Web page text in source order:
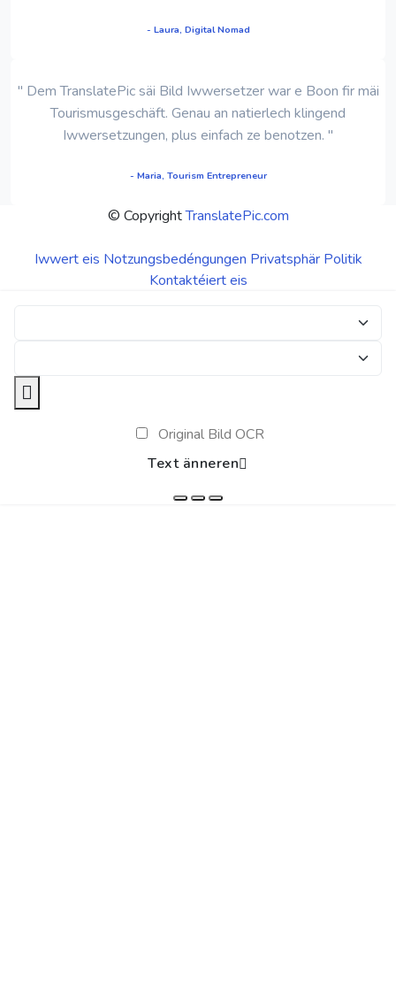
- Laura, Digital Nomad
" Dem TranslatePic säi Bild Iwwersetzer war e Boon fir mäi
Tourismusgeschäft. Genau an natierlech klingend
Iwwersetzungen, plus einfach ze benotzen. "
- Maria, Tourism Entrepreneur
© CopyrightTranslatePic.com
Iwwert eis Notzungsbedéngungen Privatsphär Politik
Kontaktéiert eis
Original Bild OCR
Text änneren